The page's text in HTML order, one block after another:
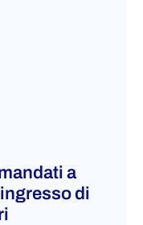
a
di